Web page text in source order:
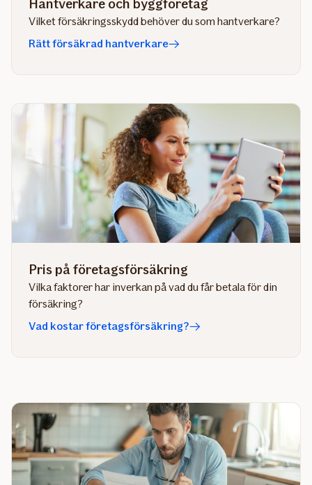
Hantverkare och byggföretag
Vilket försäkringsskydd behöver du som hantverkare?
Rätt försäkrad hantverkare
Pris på företagsförsäkring
Vilka faktorer har inverkan på vad du får betala för din
försäkring?
Vad kostar företagsförsäkring?